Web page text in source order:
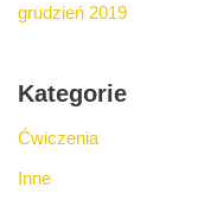
grudzień 2019
Kategorie
Ćwiczenia
Inne